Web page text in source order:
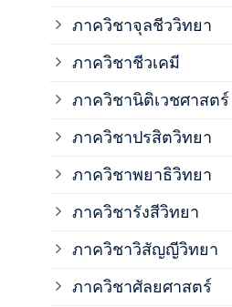
ภาควิชาจุลชีววิทยา
ภาควิชาชีวเคมี
ภาควิชานิติเวชศาสตร์
ภาควิชาปรสิตวิทยา
ภาควิชาพยาธิวิทยา
ภาควิชารังสีวิทยา
ภาควิชาวิสัญญีวิทยา
ภาควิชาศัลยศาสตร์